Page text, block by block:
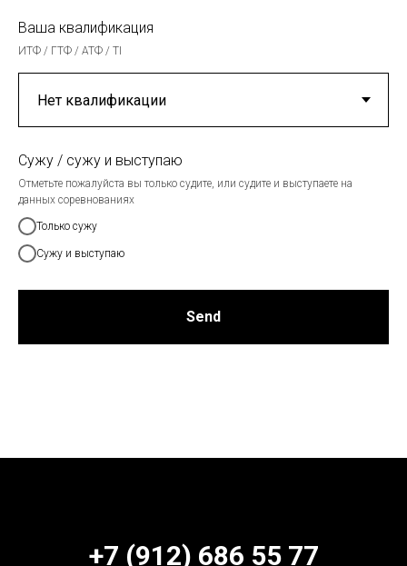
Ваша квалификация
ИТФ / ГТФ / АТФ / TI
Сужу / сужу и выступаю
Отметьте пожалуйста вы только судите, или судите и выступаете на
данных соревнованиях
Только сужу
Сужу и выступаю
Send
+7 (912) 686 55 77